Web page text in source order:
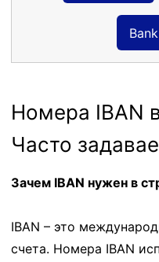
Номера IBAN
Часто
Зачем IBAN нужен в
IBAN – это
счета. Номера IBAN